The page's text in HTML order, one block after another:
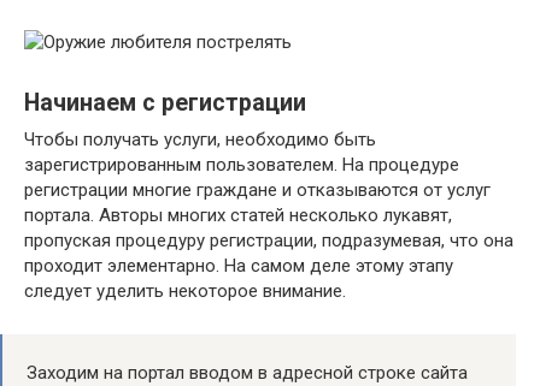
Начинаем с регистрации
Чтобы получать услуги, необходимо быть
зарегистрированным пользователем. На процедуре
регистрации многие граждане и отказываются от услуг
портала. Авторы многих статей несколько лукавят,
пропуская процедуру регистрации, подразумевая, что она
проходит элементарно. На самом деле этому этапу
следует уделить некоторое внимание.
Заходим на портал вводом в адресной строке сайта